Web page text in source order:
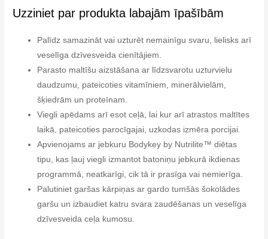
Uzziniet par produkta labajām īpašībām
Palīdz samazināt vai uzturēt nemainīgu svaru, lielisks arī
veselīga dzīvesveida cienītājiem.
Parasto maltīšu aizstāšana ar līdzsvarotu uzturvielu
daudzumu, pateicoties vitamīniem, minerālvielām,
šķiedrām un proteīnam.
Viegli apēdams arī esot ceļā, lai kur arī atrastos maltītes
laikā, pateicoties parocīgajai, uzkodas izmēra porcijai.
Apvienojams ar jebkuru Bodykey by Nutrilite™ diētas
tipu, kas ļauj viegli izmantot batoniņu jebkurā ikdienas
programmā, neatkarīgi, cik tā ir prasīga vai nemierīga.
Palutiniet garšas kārpiņas ar gardo tumšās šokolādes
garšu un izbaudiet katru svara zaudēšanas un veselīga
dzīvesveida ceļa kumosu.